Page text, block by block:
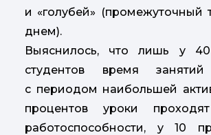
и «голубей» (промежуточный
днем).
Выяснилось, что лишь у 40
студентов время занятий
с периодом наибольшей
процентов уроки
работоспособности, у 10